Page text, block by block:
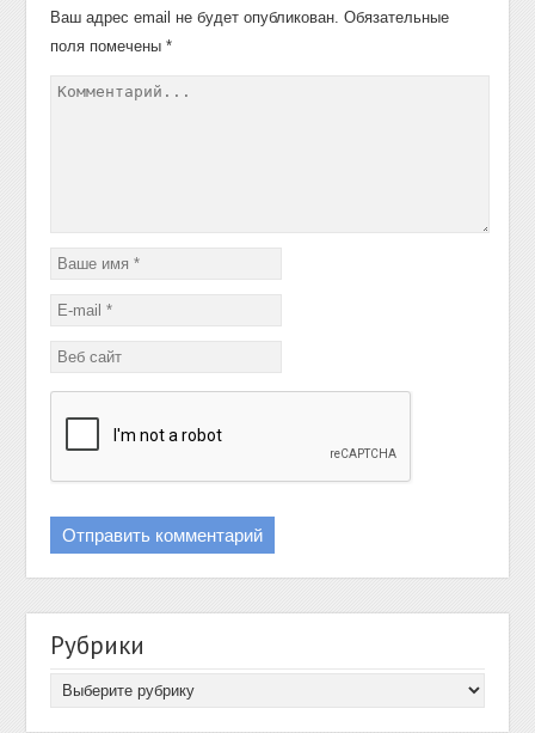
Ваш адрес email не будет опубликован. Обязательные
поля помечены*
Рубрики